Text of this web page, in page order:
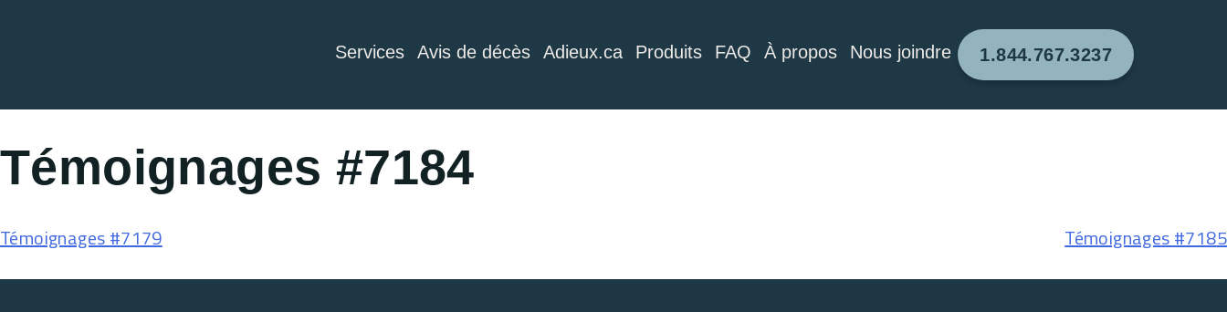
Services Avis de décès Adieux.ca Produits FAQ À propos Nous joindre 1.844.767.3237
Témoignages #7184
Témoignages #7179 Témoignages #7185